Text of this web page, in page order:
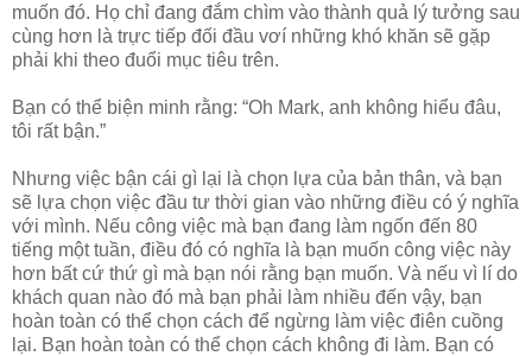
muốn đó. Họ chỉ đang đắm chìm vào thành quả lý tưởng sau
cùng hơn là trực tiếp đối đầu vơí những khó khăn sẽ gặp
phải khi theo đuổi mục tiêu trên.
Bạn có thể biện minh rằng: “Oh Mark, anh không hiểu đâu,
tôi rất bận.”
Nhưng việc bận cái gì lại là chọn lựa của bản thân, và bạn
sẽ lựa chọn việc đầu tư thời gian vào những điều có ý nghĩa
với mình. Nếu công việc mà bạn đang làm ngốn đến 80
tiếng một tuần, điều đó có nghĩa là bạn muốn công việc này
hơn bất cứ thứ gì mà bạn nói rằng bạn muốn. Và nếu vì lí do
khách quan nào đó mà bạn phải làm nhiều đến vậy, bạn
hoàn toàn có thể chọn cách để ngừng làm việc điên cuồng
lại. Bạn hoàn toàn có thể chọn cách không đi làm. Bạn có